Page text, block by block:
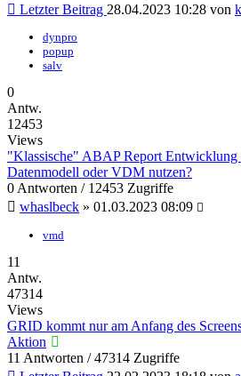
Letzter Beitrag 28.04.2023 10:28 von
dynpro
popup
salv
0
Antw.
12453
Views
"Klassische" ABAP Report Entwicklung
Datenmodell oder VDM nutzen?
0 Antworten / 12453 Zugriffe
whaslbeck » 01.03.2023 08:09
vmd
11
Antw.
47314
Views
GRID kommt nur am Anfang des
Aktion
11 Antworten / 47314 Zugriffe